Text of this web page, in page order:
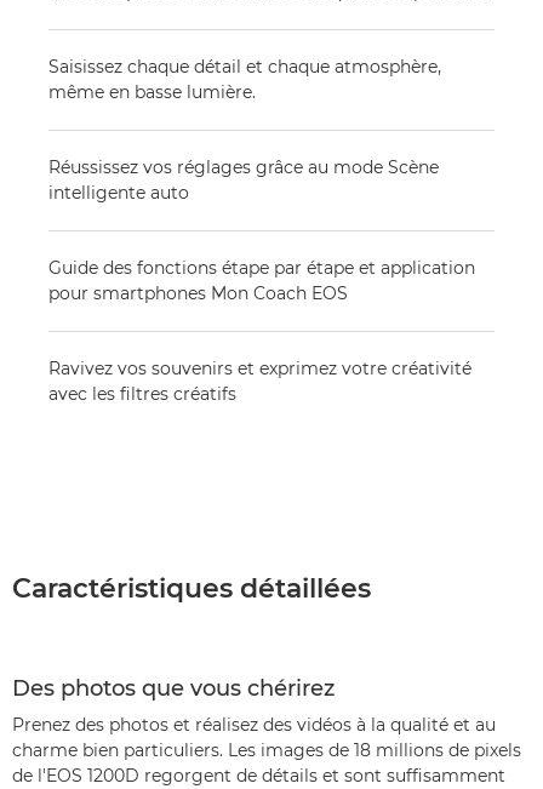
Saisissez chaque détail et chaque atmosphère,
même en basse lumière.
Réussissez vos réglages grâce au mode Scène
intelligente auto
Guide des fonctions étape par étape et application
pour smartphones Mon Coach EOS
Ravivez vos souvenirs et exprimez votre créativité
avec les filtres créatifs
Caractéristiques détaillées
Des photos que vous chérirez
Prenez des photos et réalisez des vidéos à la qualité et au
charme bien particuliers. Les images de 18 millions de pixels
de l'EOS 1200D regorgent de détails et sont suffisamment